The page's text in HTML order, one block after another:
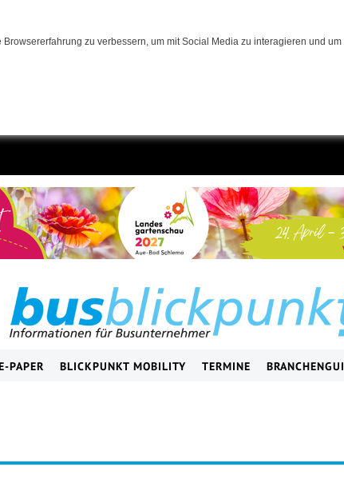
zu verbessern, um mit Social Media zu interagieren und
PAPER BLICKPUNKT MOBILITY TERMINE